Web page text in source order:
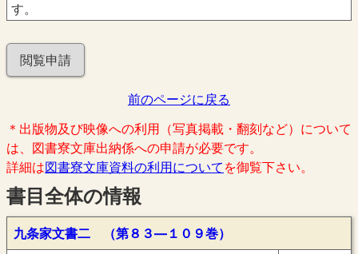
す。
閲覧申請
前のページに戻る
＊出版物及び映像への利用（写真掲載・翻刻など）について
は、図書寮文庫出納係への申請が必要です。
詳細は図書寮文庫資料の利用について を御覧下さい。
書目全体の情報
九条家文書二 （第８３―１０９巻）